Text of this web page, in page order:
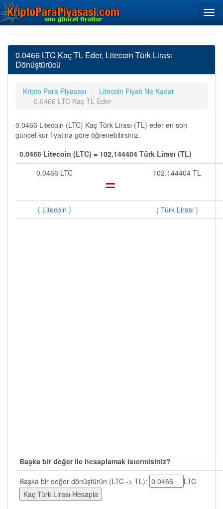
0.0466 LTC Kaç TL Eder, Litecoin Türk Lirası
Dönüştürücü
Kripto Para Piyasası
Litecoin Fiyatı Ne Kadar
0.0466 LTC Kaç TL Eder
0.0466 Litecoin (LTC) Kaç Türk Lirası (TL) eder en son
güncel kur fiyatına göre öğrenebilirsiniz.
0.0466 Litecoin (LTC) = 102,144404 Türk Lirası (TL)
0.0466 LTC
= 102,144404 TL
( Litecoin ) ( Türk Lirası )
Başka bir değer ile hesaplamak istermisiniz?
Başka bir değer dönüştürün (LTC -> TL):
LTC